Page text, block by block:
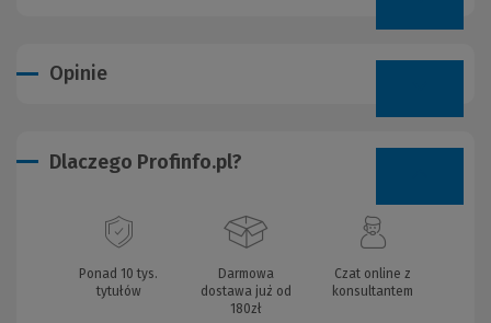
Opinie
Dlaczego Profinfo.pl?
Ponad 10 tys.
tytułów
Darmowa
dostawa już od
180zł
Czat online z
konsultantem